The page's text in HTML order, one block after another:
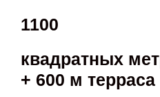
1100
квадратных
+ 600 м терраса